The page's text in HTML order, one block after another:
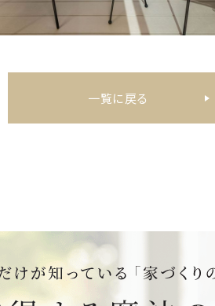
一覧に戻る